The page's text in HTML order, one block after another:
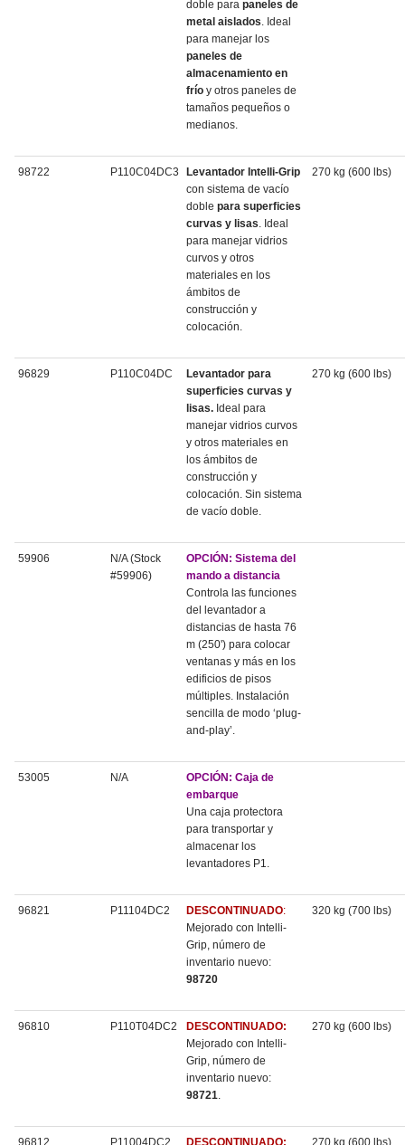
doble para paneles de
metal aislados . Ideal
para manejar los
paneles de
almacenamiento en
frío y otros paneles de
tamaños pequeños o
medianos.
98722 P110C04DC3
Levantador Intelli-Grip
con sistema de vacío
doble para superficies
curvas y lisas . Ideal
para manejar vidrios
curvos y otros
materiales en los
ámbitos de
construcción y
colocación.
270 kg (600 lbs)
96829 P110C04DC
Levantador para
superficies curvas y
lisas. Ideal para
manejar vidrios curvos
y otros materiales en
los ámbitos de
construcción y
colocación. Sin sistema
de vacío doble.
270 kg (600 lbs)
59906
N/A (Stock
#59906)
OPCIÓN: Sistema del
mando a distancia
Controla las funciones
del levantador a
distancias de hasta 76
m (250') para colocar
ventanas y más en los
edificios de pisos
múltiples. Instalación
sencilla de modo ‘plug-
and-play’.
53005 N/A
OPCIÓN: Caja de
embarque
Una caja protectora
para transportar y
almacenar los
levantadores P1.
96821 P11104DC2 DESCONTINUADO:
Mejorado con Intelli-
Grip, número de
inventario nuevo:
98720
320 kg (700 lbs)
96810 P110T04DC2
DESCONTINUADO:
Mejorado con Intelli-
Grip, número de
inventario nuevo:
98721
270 kg (600 lbs)
96812 P11004DC2 DESCONTINUADO: 270 kg (600 lbs)